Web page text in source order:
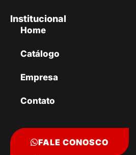
Institucional
Home
Catálogo
Empresa
Contato
FALE CONOSCO